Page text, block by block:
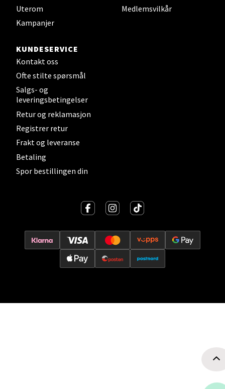
Uterom
Kampanjer
Medlemsvilkår
KUNDESERVICE
Kontakt oss
Ofte stilte spørsmål
Salgs- og
leveringsbetingelser
Retur og reklamasjon
Registrer retur
Frakt og leveranse
Betaling
Spor bestillingen din
Leirvik - Stord
Torgbakken 2, 5401 Stord
Åpent i dag 10-17
0 i butikk
Oslo - Thon Senter Storo
Vitaminveien 7 - 9, 0485 Oslo
Åpent i dag 10-21